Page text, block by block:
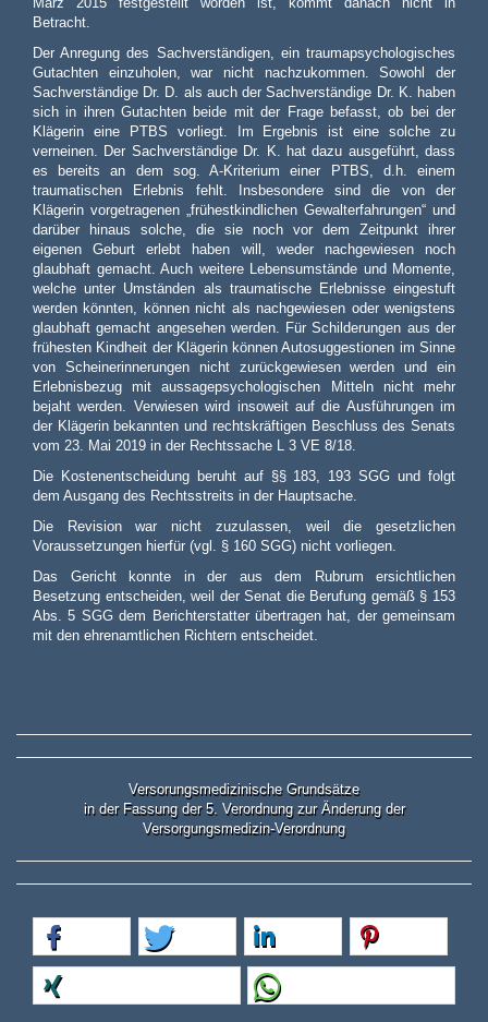
Betracht.
Der Anregung des Sachverständigen, ein traumapsychologisches
Gutachten einzuholen, war nicht nachzukommen. Sowohl der
Sachverständige Dr. D. als auch der Sachverständige Dr. K. haben
sich in ihren Gutachten beide mit der Frage befasst, ob bei der
Klägerin eine PTBS vorliegt. Im Ergebnis ist eine solche zu
verneinen. Der Sachverständige Dr. K. hat dazu ausgeführt, dass
es bereits an dem sog. A-Kriterium einer PTBS, d.h. einem
traumatischen Erlebnis fehlt. Insbesondere sind die von der
Klägerin vorgetragenen „frühestkindlichen Gewalterfahrungen“ und
darüber hinaus solche, die sie noch vor dem Zeitpunkt ihrer
eigenen Geburt erlebt haben will, weder nachgewiesen noch
glaubhaft gemacht. Auch weitere Lebensumstände und Momente,
welche unter Umständen als traumatische Erlebnisse eingestuft
werden könnten, können nicht als nachgewiesen oder wenigstens
glaubhaft gemacht angesehen werden. Für Schilderungen aus der
frühesten Kindheit der Klägerin können Autosuggestionen im Sinne
von Scheinerinnerungen nicht zurückgewiesen werden und ein
Erlebnisbezug mit aussagepsychologischen Mitteln nicht mehr
bejaht werden. Verwiesen wird insoweit auf die Ausführungen im
der Klägerin bekannten und rechtskräftigen Beschluss des Senats
vom 23. Mai 2019 in der Rechtssache L 3 VE 8/18.
Die Kostenentscheidung beruht auf §§ 183, 193 SGG und folgt
dem Ausgang des Rechtsstreits in der Hauptsache.
Die Revision war nicht zuzulassen, weil die gesetzlichen
Voraussetzungen hierfür (vgl. § 160 SGG) nicht vorliegen.
Das Gericht konnte in der aus dem Rubrum ersichtlichen
Besetzung entscheiden, weil der Senat die Berufung gemäß § 153
Abs. 5 SGG dem Berichterstatter übertragen hat, der gemeinsam
mit den ehrenamtlichen Richtern entscheidet.
Versorungsmedizinische Grundsätze
in der Fassung der 5. Verordnung zur Änderung der
Versorgungsmedizin-Verordnung